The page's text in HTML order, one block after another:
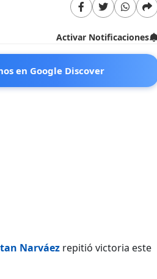
Activar Notificaciones
en Google Discover
Narváez repitió victoria este